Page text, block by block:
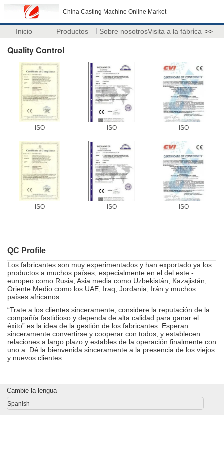
China Casting Machine Online Market
Inicio Productos Sobre nosotrosVisita a la fábrica >>
Quality Control
ISO ISO ISO
ISO ISO ISO
QC Profile
Los fabricantes son muy experimentados y han exportado ya los
productos a muchos países, especialmente en el del este -
europeo como Rusia, Asia media como Uzbekistán, Kazajistán,
Oriente Medio como los UAE, Iraq, Jordania, Irán y muchos
países africanos.
“Trate a los clientes sinceramente, considere la reputación de la
compañía fastidioso y dependa de alta calidad para ganar el
éxito” es la idea de la gestión de los fabricantes. Esperan
sinceramente convertirse y cooperar con todos, y establecen
relaciones a largo plazo y estables de la operación finalmente con
uno a. Dé la bienvenida sinceramente a la presencia de los viejos
y nuevos clientes.
Cambie la lengua
Spanish